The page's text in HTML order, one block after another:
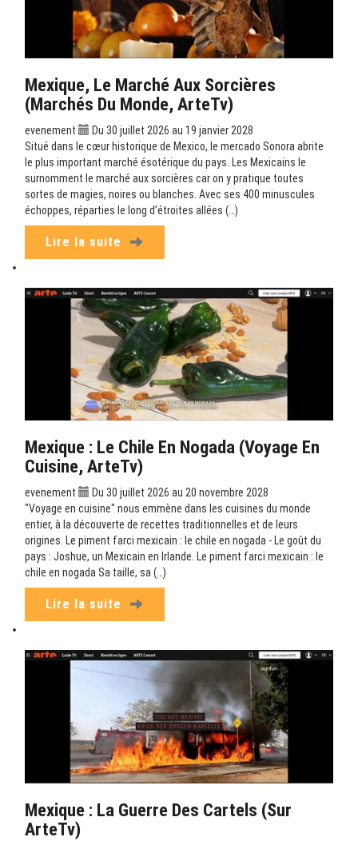
Mexique, Le Marché Aux Sorcières
(Marchés Du Monde, ArteTv)
evenement
Du 30 juillet 2026 au 19 janvier 2028
Situé dans le cœur historique de Mexico, le mercado Sonora abrite
le plus important marché ésotérique du pays. Les Mexicains le
surnomment le marché aux sorcières car on y pratique toutes
sortes de magies, noires ou blanches. Avec ses 400 minuscules
échoppes, réparties le long d’étroites allées (…)
Lire la suite
Mexique : Le Chile En Nogada (Voyage En
Cuisine, ArteTv)
evenement
Du 30 juillet 2026 au 20 novembre 2028
"Voyage en cuisine" nous emmène dans les cuisines du monde
entier, à la découverte de recettes traditionnelles et de leurs
origines. Le piment farci mexicain : le chile en nogada - Le goût du
pays : Joshue, un Mexicain en Irlande. Le piment farci mexicain : le
chile en nogada Sa taille, sa (…)
Lire la suite
Mexique : La Guerre Des Cartels (sur
ArteTv)